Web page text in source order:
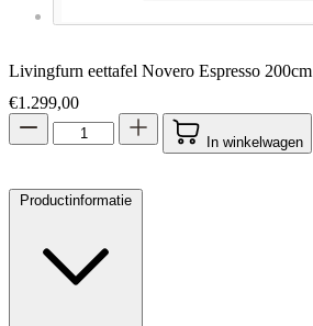
Livingfurn eettafel Novero Espresso 200cm
€1.299,00
In winkelwagen
Productinformatie